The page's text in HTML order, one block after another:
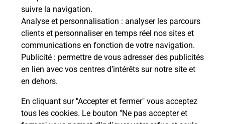
suivre la navigation.
Analyse et personnalisation : analyser les parcours
clients et personnaliser en temps réel nos sites et
communications en fonction de votre navigation.
Publicité : permettre de vous adresser des publicités
en lien avec vos centres d’intérêts sur notre site et
en dehors.
En cliquant sur "Accepter et fermer" vous acceptez
tous les cookies. Le bouton "Ne pas accepter et
Prochaine collecte du courriervendredià
08h00
Route De La Rollandiere
26150 Marignac En Diois